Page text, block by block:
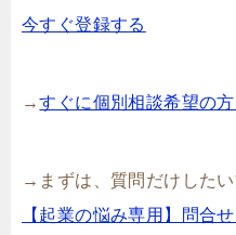
今すぐ登録する
→すぐに個別相談希望の
→まずは、質問だけした
【起業の悩み専用】問合